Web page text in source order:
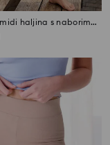
Pamučna midi haljina s naborima sa strane